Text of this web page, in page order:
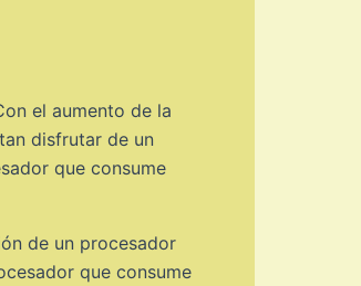
el aumento de la
disfrutar de un
que consume
de un procesador
que consume